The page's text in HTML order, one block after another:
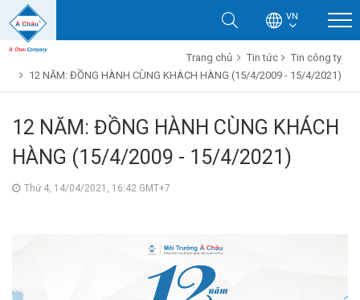
VN
Trang chủ Tin tức
Tin công ty
12 NĂM: ĐỒNG HÀNH CÙNG KHÁCH HÀNG (15/4/2009 - 15/4/2021)
12 NĂM: ĐỒNG HÀNH CÙNG KHÁCH
HÀNG (15/4/2009 - 15/4/2021)
Thứ 4, 14/04/2021, 16:42 GMT+7